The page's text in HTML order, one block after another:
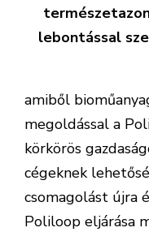
lebontással
amiből
megoldással a
körkörös
cégeknek
csomagolást újra
Poliloop eljárása